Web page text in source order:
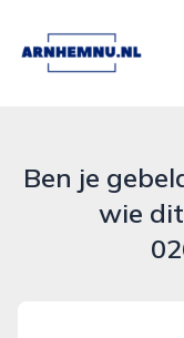
arnhemnu.nl
Ben je
wie